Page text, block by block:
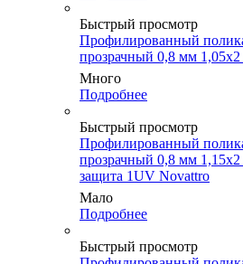
Быстрый просмотр
Профилированный
прозрачный 0,8 мм
Много
Подробнее
Быстрый просмотр
Профилированный
прозрачный 0,8 мм
защита 1UV Novattro
Мало
Подробнее
Быстрый просмотр